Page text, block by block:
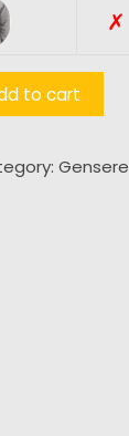
✗
to cart
Gensere